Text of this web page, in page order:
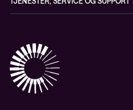
Aktsomhetsvurdering
Conscia Education Services